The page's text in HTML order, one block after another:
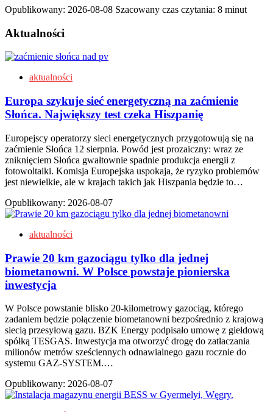
Opublikowany: 2026-08-08 Szacowany czas czytania: 8 minut
Aktualności
aktualności
Europa szykuje sieć energetyczną na zaćmienie
Słońca. Największy test czeka Hiszpanię
Europejscy operatorzy sieci energetycznych przygotowują się na
zaćmienie Słońca 12 sierpnia. Powód jest prozaiczny: wraz ze
zniknięciem Słońca gwałtownie spadnie produkcja energii z
fotowoltaiki. Komisja Europejska uspokaja, że ryzyko problemów
jest niewielkie, ale w krajach takich jak Hiszpania będzie to…
Opublikowany: 2026-08-07
aktualności
Prawie 20 km gazociągu tylko dla jednej
biometanowni. W Polsce powstaje pionierska
inwestycja
W Polsce powstanie blisko 20-kilometrowy gazociąg, którego
zadaniem będzie połączenie biometanowni bezpośrednio z krajową
siecią przesyłową gazu. BZK Energy podpisało umowę z giełdową
spółką TESGAS. Inwestycja ma otworzyć drogę do zatłaczania
milionów metrów sześciennych odnawialnego gazu rocznie do
systemu GAZ-SYSTEM.…
Opublikowany: 2026-08-07